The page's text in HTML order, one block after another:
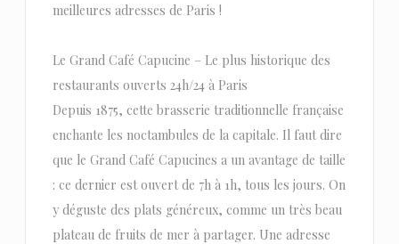
meilleures adresses de Paris !
Le Grand Café Capucine – Le plus historique des
restaurants ouverts 24h/24 à Paris
Depuis 1875, cette brasserie traditionnelle française
enchante les noctambules de la capitale. Il faut dire
que le Grand Café Capucines a un avantage de taille
: ce dernier est ouvert de 7h à 1h, tous les jours. On
y déguste des plats généreux, comme un très beau
plateau de fruits de mer à partager. Une adresse